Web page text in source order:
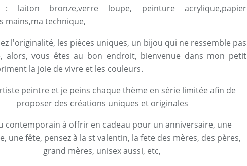
: laiton bronze,verre loupe, peinture acrylique,papier
mains,ma technique,
l'originalité, les pièces uniques, un bijou qui ne ressemble pas
alors, vous êtes au bon endroit, bienvenue dans mon petit
la joie de vivre et les couleurs.
peintre et je peins chaque thème en série limitée afin de
proposer des créations uniques et originales
contemporain à offrir en cadeau pour un anniversaire, une
une fête, pensez à la st valentin, la fete des mères, des pères,
grand mères, unisex aussi, etc,